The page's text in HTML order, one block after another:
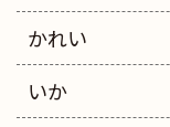
かれい
いか